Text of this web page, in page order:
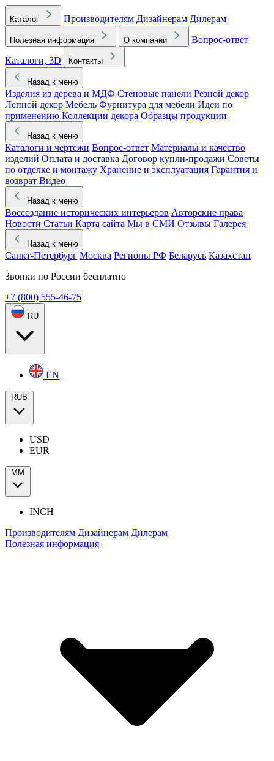
Каталог Производителям Дизайнерам Дилерам
Полезная информация О компании
Вопрос-ответ
Каталоги, 3D
Контакты
Назад к меню
Изделия из дерева и МДФ Стеновые панели Резной декор
Лепной декор Мебель Фурнитура для мебели Идеи по
применению Коллекции декора Образцы продукции
Назад к меню
Каталоги и чертежи Вопрос-ответ Материалы и качество
изделий Оплата и доставка Договор купли-продажи Советы
по отделке и монтажу Хранение и эксплуатация Гарантия и
возврат Видео
Назад к меню
Воссоздание исторических интерьеров Авторские права
Новости Статьи Карта сайта Мы в СМИ Отзывы Галерея
Назад к меню
Санкт-Петербург Москва Регионы РФ Беларусь Казахстан
Звонки по России бесплатно
+7 (800) 555-46-75
RU
EN
RUB
USD
EUR
ММ
INCH
Производителям Дизайнерам Дилерам
Полезная информация